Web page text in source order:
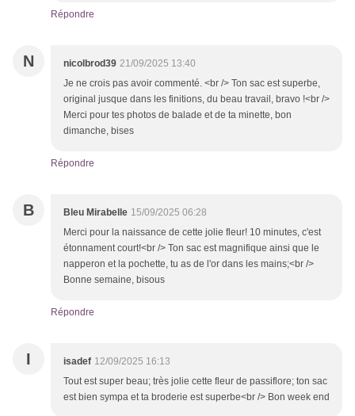
Répondre
N nicolbrod39 21/09/2025 13:40
Je ne crois pas avoir commenté. <br /> Ton sac est superbe,
original jusque dans les finitions, du beau travail, bravo !<br />
Merci pour tes photos de balade et de ta minette, bon
dimanche, bises
Répondre
B Bleu Mirabelle 15/09/2025 06:28
Merci pour la naissance de cette jolie fleur! 10 minutes, c'est
étonnament court!<br /> Ton sac est magnifique ainsi que le
napperon et la pochette, tu as de l'or dans les mains;<br />
Bonne semaine, bisous
Répondre
I isadef 12/09/2025 16:13
Tout est super beau; très jolie cette fleur de passiflore; ton sac
est bien sympa et ta broderie est superbe<br /> Bon week end